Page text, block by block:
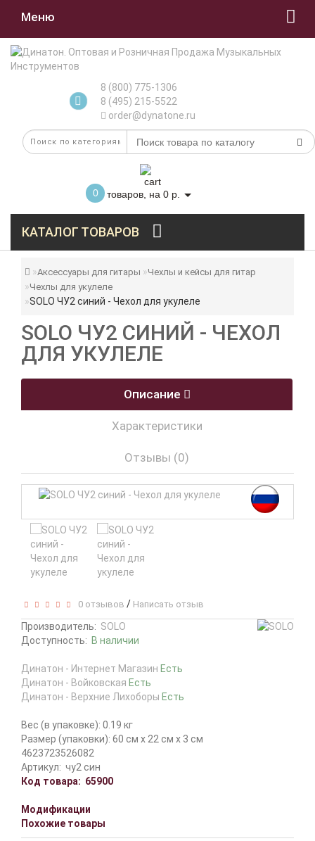
Меню
8 (800) 775-1306
8 (495) 215-5522
order@dynatone.ru
0 товаров, на 0 р.
КАТАЛОГ ТОВАРОВ
Аксессуары для гитары
Чехлы и кейсы для гитар
Чехлы для укулеле
SOLO ЧУ2 синий - Чехол для укулеле
SOLO ЧУ2 СИНИЙ - ЧЕХОЛ
ДЛЯ УКУЛЕЛЕ
Описание
Характеристики
Отзывы (0)
0 отзывов / Написать отзыв
Производитель: SOLO
Доступность: В наличии
Динатон - Интернет Магазин Есть
Динатон - Войковская Есть
Динатон - Верхние Лихоборы Есть
Вес (в упаковке): 0.19 кг
Размер (упаковки): 60 см x 22 см x 3 см
4623723526082
Артикул: чу2 син
Код товара: 65900
Модификации
Похожие товары